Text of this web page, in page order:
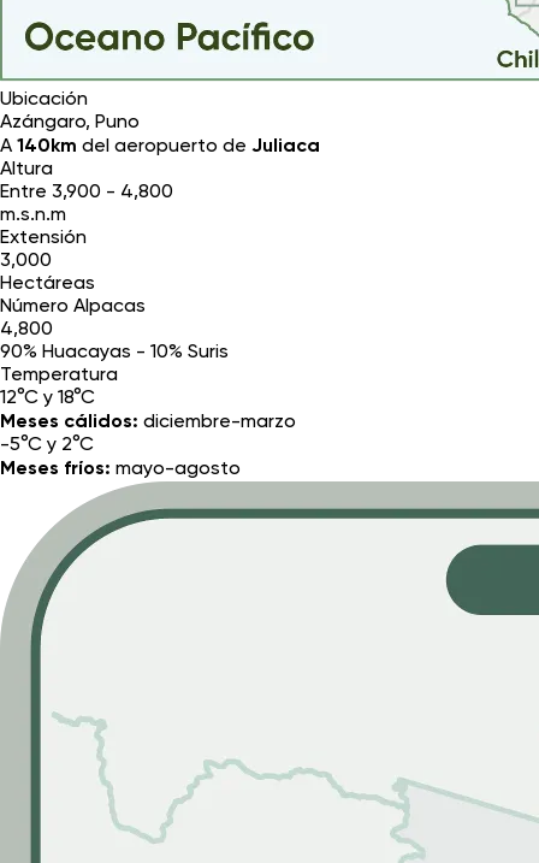
Ubicación
Azángaro, Puno
A 140km del aeropuerto de Juliaca
Altura
Entre 3,900 - 4,800
m.s.n.m
Extensión
3,000
Hectáreas
Número Alpacas
4,800
90% Huacayas - 10% Suris
Temperatura
12°C y 18°C
Meses cálidos: diciembre-marzo
-5°C y 2°C
Meses fríos: mayo-agosto